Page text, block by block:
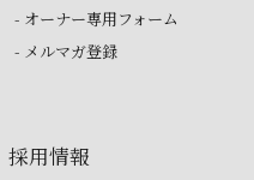
- オーナー専用フォーム
- メルマガ登録
採用情報